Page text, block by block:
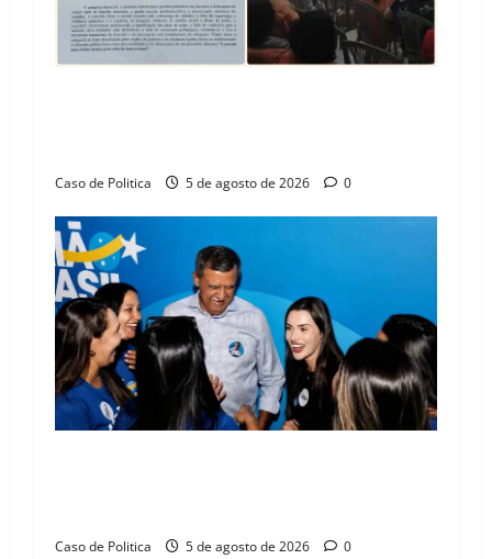
o
Caso de Politica 5 de agosto de 2026 0
Caso de Politica 5 de agosto de 2026 0